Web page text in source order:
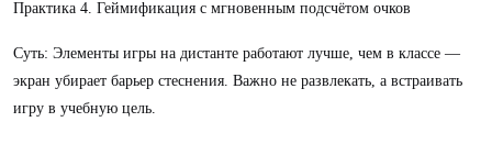
Практика 4. Геймификация с мгновенным подсчётом очков
Суть: Элементы игры на дистанте работают лучше, чем в классе —
экран убирает барьер стеснения. Важно не развлекать, а встраивать
игру в учебную цель.